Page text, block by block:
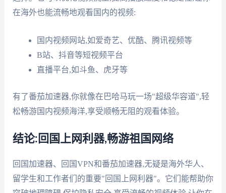
在海外也能流畅地观看国内的视频:
国内视频网站,如爱奇艺、优酷、腾讯视频等
B站、抖音等短视频平台
直播平台,如斗鱼、虎牙等
有了番茄加速器,你就像在巴哈马玩一场"超级华容道",轻
松畅游国内视频海洋,享受顺畅无阻的观看体验。
结论:回国上网利器,畅游祖国网络
回国加速器、回国VPN和番茄加速器,无疑是海外华人、
留学生和工作者们的重要"回国上网利器"。它们能帮助你